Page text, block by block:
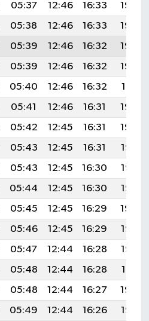
05:37 12:46 16:33
19:46
05:38 12:46 16:33
19:45
05:39 12:46 16:32
19:44
05:39 12:46 16:32
19:42
05:40 12:46 16:32
19:41
05:41 12:46 16:31
19:40
05:42 12:45 16:31
19:39
05:43 12:45 16:31
19:38
05:43 12:45 16:30
19:37
05:44 12:45 16:30
19:36
05:45 12:45 16:29
19:34
05:46 12:45 16:29
19:33
05:47 12:44 16:28
19:32
05:48 12:44 16:28
19:31
05:48 12:44 16:27
19:29
05:49 12:44 16:26
19:28